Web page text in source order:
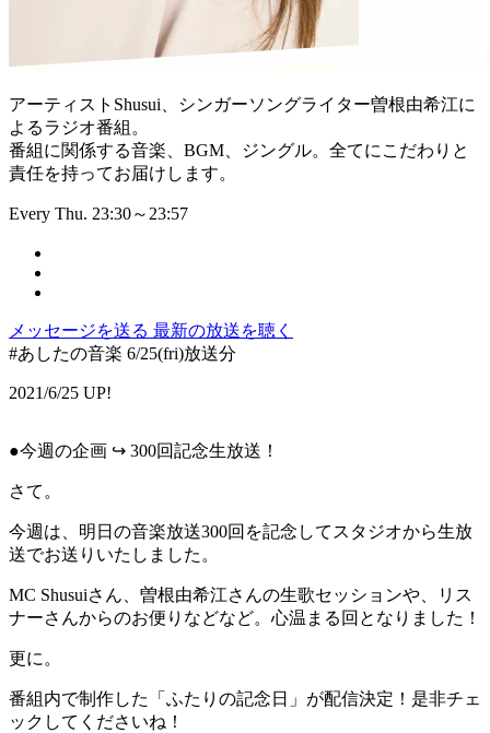
アーティストShusui、シンガーソングライター曽根由希江に
よるラジオ番組。
番組に関係する音楽、BGM、ジングル。全てにこだわりと
責任を持ってお届けします。
Every Thu. 23:30～23:57
メッセージを送る 最新の放送を聴く
#あしたの音楽 6/25(fri)放送分
2021/6/25 UP!
●今週の企画 ↪︎ 300回記念生放送！
さて。
今週は、明日の音楽放送300回を記念してスタジオから生放
送でお送りいたしました。
MC Shusuiさん、曽根由希江さんの生歌セッションや、リス
ナーさんからのお便りなどなど。心温まる回となりました！
更に。
番組内で制作した「ふたりの記念日」が配信決定！是非チェ
ックしてくださいね！